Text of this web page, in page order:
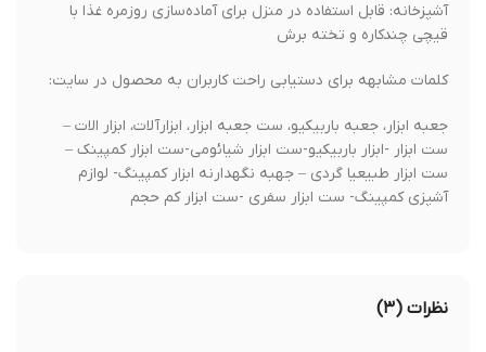
آشپزخانه: قابل استفاده در منزل برای آماده‌سازی روزمره غذا با
قیچی چندکاره و تخته برش
کلمات مشابهه برای دستیابی راحت کاربران به محصول در سایت:
جعبه ابزار، جعبه باربیکیو، ست جعبه ابزار، ابزارآلات، ابزار الات –
ست ابزار -ابزار باربیکیو-ست ابزار شیائومی-ست ابزار کمپینک –
ست ابزار طبیعیا گردی – جهبه نگهدارنه ابزار کمپینگ- لوازم
آشپزی کمپینگ- ست ابزار سفری -ست ابزار کم حجم
نظرات (۳)